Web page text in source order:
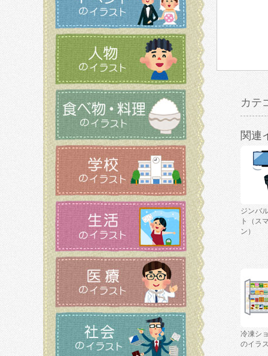
カテ
関連
ジンバ
ト（ス
ン）
冷凍シ
のイラ